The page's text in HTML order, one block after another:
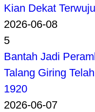
Kian Dekat
2026-06-08
5
Bantah Jadi
Talang Giring
1920
2026-06-07